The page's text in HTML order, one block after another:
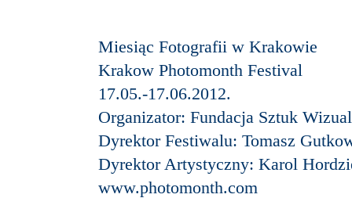
Miesiąc Fotografii w Krakowie
Krakow Photomonth Festival
17.05.-17.06.2012.
Organizator: Fundacja Sztuk
Dyrektor Festiwalu: Tomasz
Dyrektor Artystyczny: Karol
www.photomonth.com